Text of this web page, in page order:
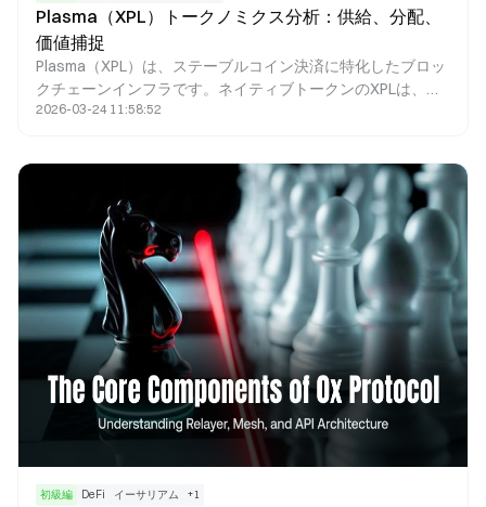
Plasma（XPL）トークノミクス分析：供給、分配、
価値捕捉
Plasma（XPL）は、ステーブルコイン決済に特化したブロッ
クチェーンインフラです。ネイティブトークンのXPLは、ガ
ス料金の支払い、バリデータへのインセンティブ、ガバナン
適化されており、インフレ型の分配と手数料バーンの仕組み
を組み合わせることで、ネットワークの拡大と資産の希少性
の間に持続的なバランスを実現しています。
2026-03-24 11:58:52
初級編 DeFi イーサリアム +1